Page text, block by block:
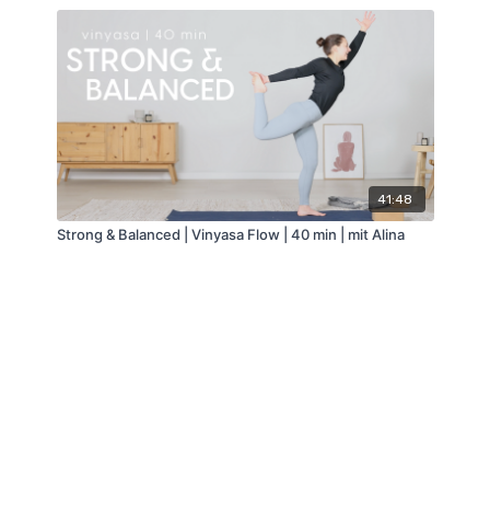
41:48
Strong & Balanced | Vinyasa Flow | 40 min | mit Alina